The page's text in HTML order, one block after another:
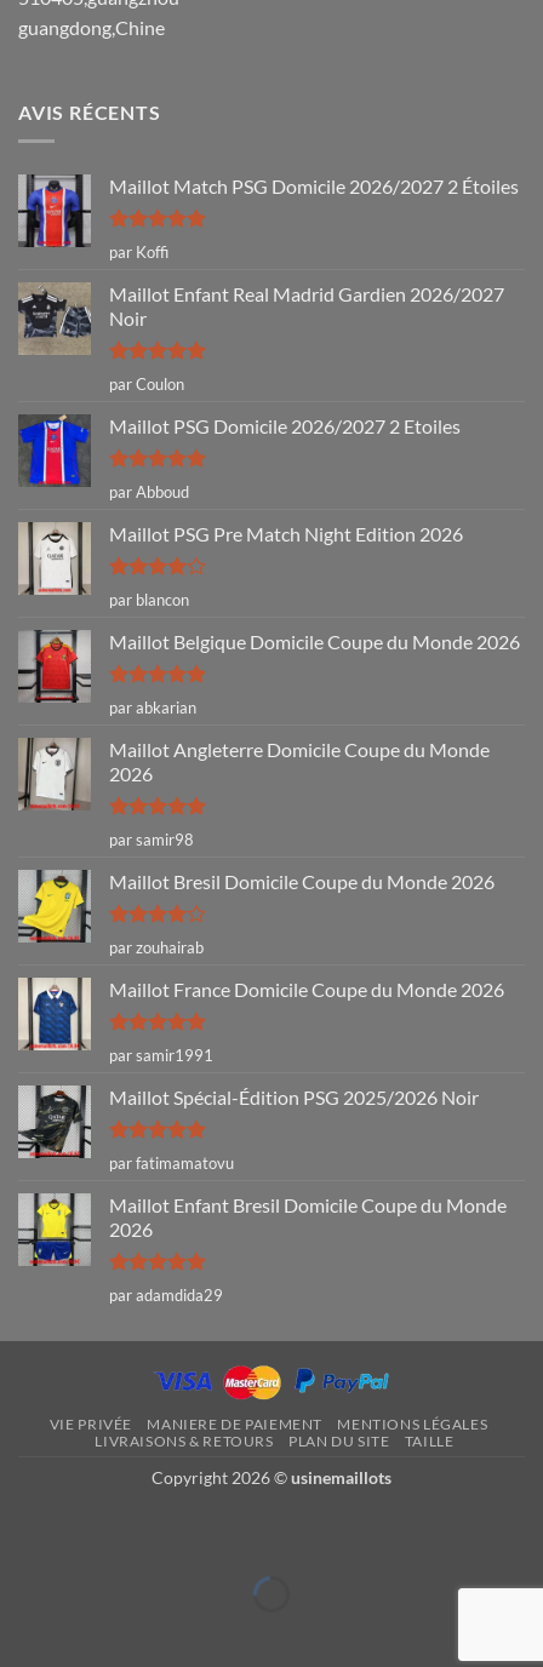
guangdong,Chine
AVIS RÉCENTS
Maillot Match PSG Domicile 2026/2027 2 Étoiles
Note5sur
5
par Koffi
Maillot Enfant Real Madrid Gardien 2026/2027
Noir
Note5sur
5
par Coulon
Maillot PSG Domicile 2026/2027 2 Etoiles
Note5sur
5
par Abboud
Maillot PSG Pre Match Night Edition 2026
Note4
sur 5
par blancon
Maillot Belgique Domicile Coupe du Monde 2026
Note5sur
5
par abkarian
Maillot Angleterre Domicile Coupe du Monde
2026
Note5sur
5
par samir98
Maillot Bresil Domicile Coupe du Monde 2026
Note4
sur 5
par zouhairab
Maillot France Domicile Coupe du Monde 2026
Note5sur
5
par samir1991
Maillot Spécial-Édition PSG 2025/2026 Noir
Note5sur
5
par fatimamatovu
Maillot Enfant Bresil Domicile Coupe du Monde
2026
Note5sur
5
par adamdida29
VIE PRIVÉE MANIERE DE PAIEMENT
MENTIONS LÉGALES
LIVRAISONS & RETOURS
PLAN DU SITE TAILLE
Copyright 2026 ©usinemaillots